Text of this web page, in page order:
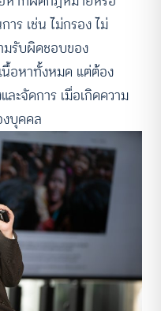
าร เช่น ไม่กรอง ไม่
รับผิดชอบของ
อหาทั้งหมด แต่ต้อง
ะจัดการ เมื่อเกิดความ
บุคคล